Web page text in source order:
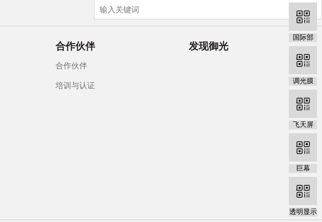
国际部
调光膜
飞天屏
巨幕
透明显示
合作伙伴
合作伙伴
培训与认证
发现御光